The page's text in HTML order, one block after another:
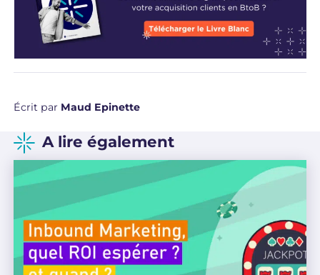
Écrit par Maud Epinette
A lire également